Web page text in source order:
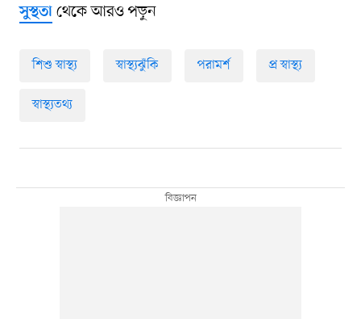
সুস্থতাথেকে আরও পড়ুন
শিশু স্বাস্থ্য স্বাস্থ্যঝুঁকি পরামর্শ প্র স্বাস্থ্য
স্বাস্থ্যতথ্য